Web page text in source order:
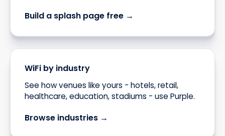
Build a splash page free →
WiFi by industry
See how venues like yours - hotels, retail,
healthcare, education, stadiums - use Purple.
Browse industries →